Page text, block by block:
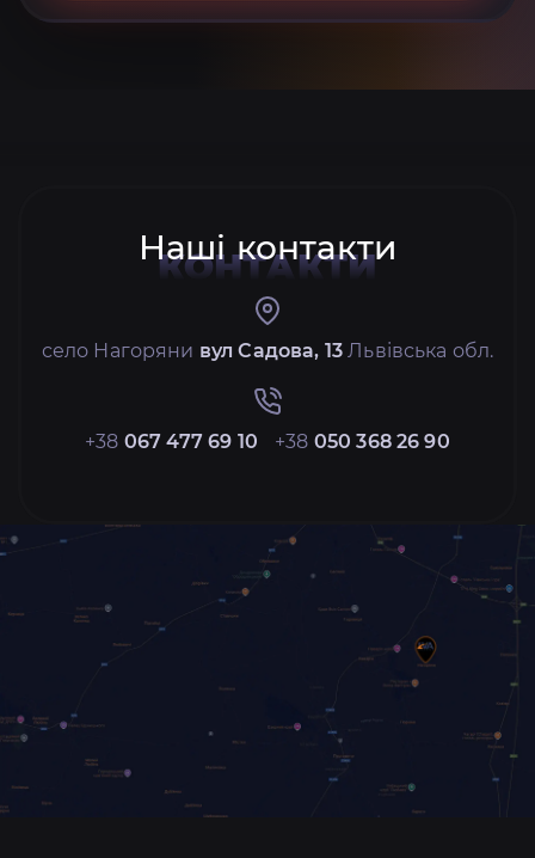
Наші контакти
КОНТАКТИ
село Нагоряни вул Садова, 13 Львівська обл.
+38 067 477 69 10 +38 050 368 26 90